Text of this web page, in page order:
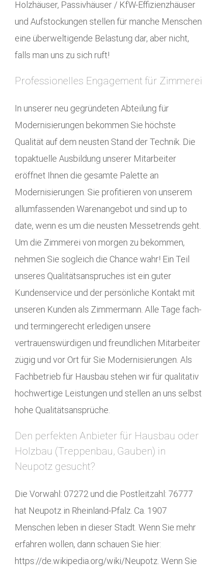
Holzhäuser, Passivhäuser / KfW-Effizienzhäuser
und Aufstockungen stellen für manche Menschen
eine überweltigende Belastung dar, aber nicht,
falls man uns zu sich ruft!
Professionelles Engagement für Zimmerei
In unserer neu gegründeten Abteilung für
Modernisierungen bekommen Sie höchste
Qualität auf dem neusten Stand der Technik. Die
topaktuelle Ausbildung unserer Mitarbeiter
eröffnet Ihnen die gesamte Palette an
Modernisierungen. Sie profitieren von unserem
allumfassenden Warenangebot und sind up to
date, wenn es um die neusten Messetrends geht.
Um die Zimmerei von morgen zu bekommen,
nehmen Sie sogleich die Chance wahr! Ein Teil
unseres Qualitätsanspruches ist ein guter
Kundenservice und der persönliche Kontakt mit
unseren Kunden als Zimmermann. Alle Tage fach-
und termingerecht erledigen unsere
vertrauenswürdigen und freundlichen Mitarbeiter
zügig und vor Ort für Sie Modernisierungen. Als
Fachbetrieb für Hausbau stehen wir für qualitativ
hochwertige Leistungen und stellen an uns selbst
hohe Qualitätsansprüche.
Den perfekten Anbieter für Hausbau oder
Holzbau (Treppenbau, Gauben) in
Neupotz gesucht?
Die Vorwahl: 07272 und die Postleitzahl: 76777
hat Neupotz in Rheinland-Pfalz. Ca. 1907
Menschen leben in dieser Stadt. Wenn Sie mehr
erfahren wollen, dann schauen Sie hier:
https://de.wikipedia.org/wiki/Neupotz. Wenn Sie